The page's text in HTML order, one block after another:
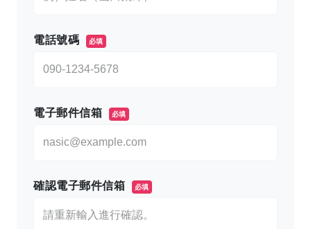
電話號碼 必填
電子郵件信箱 必填
確認電子郵件信箱 必填